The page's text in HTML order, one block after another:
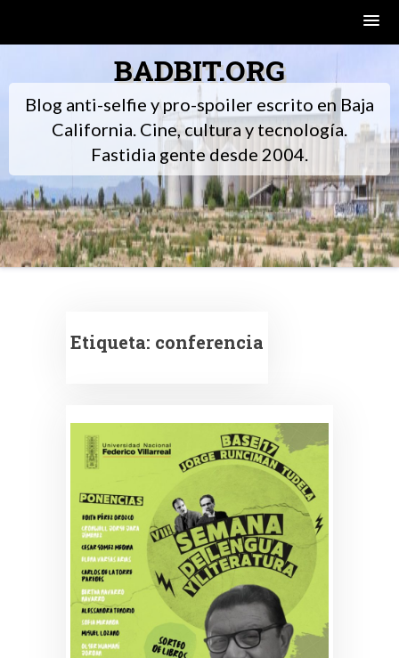
BADBIT.ORG
Blog anti-selfie y pro-spoiler escrito en Baja
California. Cine, cultura y tecnología.
Fastidia gente desde 2004.
Etiqueta: conferencia